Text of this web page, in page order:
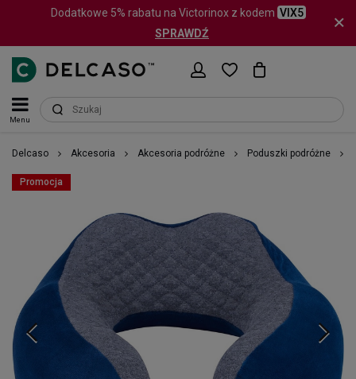
Dodatkowe 5% rabatu na Victorinox z kodem VIX5
SPRAWDŹ
Menu
Delcaso Akcesoria Akcesoria podróżne Poduszki podróżne
Promocja